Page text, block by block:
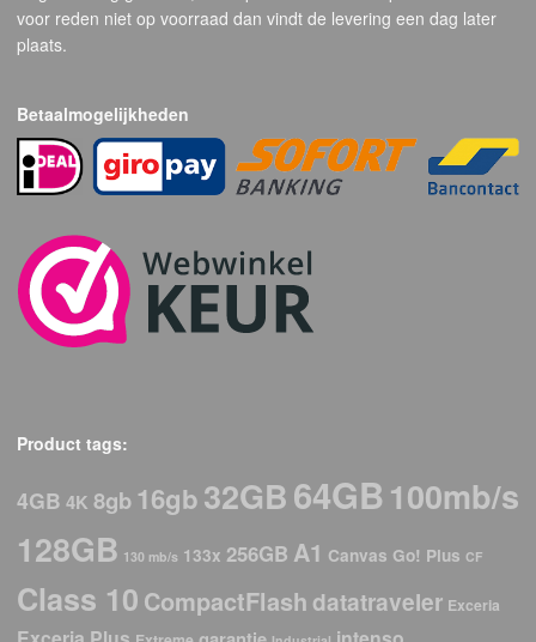
voor reden niet op voorraad dan vindt de levering een dag later
plaats.
Betaalmogelijkheden
Product tags:
4GB 4K 8gb16gb32GB64GB100mb/s
128GB 130 mb/s 133x 256GB A1 Canvas Go! Plus CF
Class 10 CompactFlash datatraveler Exceria